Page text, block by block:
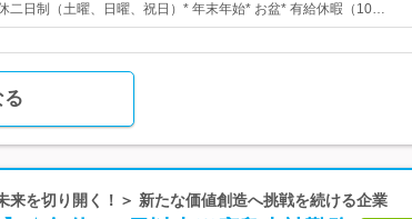
二日制（土曜、日曜、祝日）* 年末年始* お盆* 有給休暇（10…
る
来を切り開く！＞ 新たな価値創造へ挑戦を続ける企業